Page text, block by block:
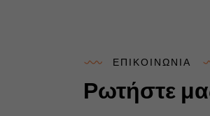
ΕΠΙΚΟΙΝΩΝΙΑ
Ρωτήστε